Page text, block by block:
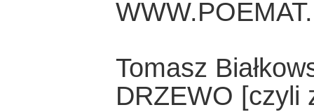
Tomasz
DRZEWO [czyli